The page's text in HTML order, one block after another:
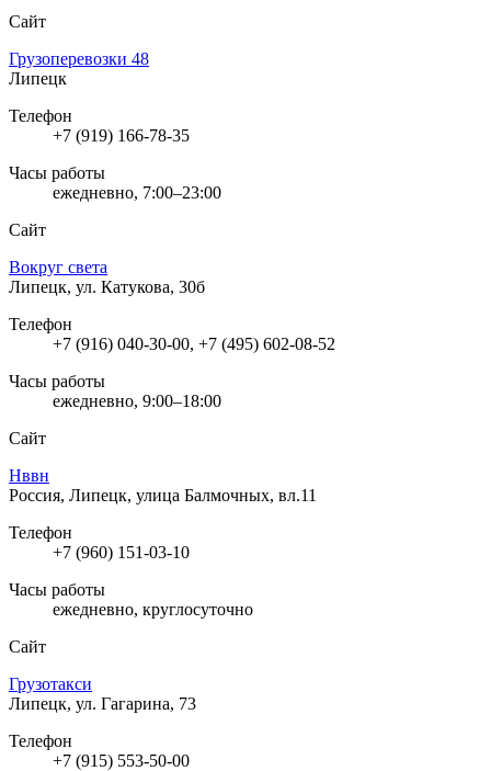
Сайт
Грузоперевозки 48
Липецк
Телефон
+7 (919) 166-78-35
Часы работы
ежедневно, 7:00–23:00
Сайт
Вокруг света
Липецк, ул. Катукова, 30б
Телефон
+7 (916) 040-30-00, +7 (495) 602-08-52
Часы работы
ежедневно, 9:00–18:00
Сайт
Нввн
Россия, Липецк, улица Балмочных, вл.11
Телефон
+7 (960) 151-03-10
Часы работы
ежедневно, круглосуточно
Сайт
Грузотакси
Липецк, ул. Гагарина, 73
Телефон
+7 (915) 553-50-00